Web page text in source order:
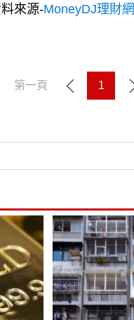
來源-MoneyDJ理財網
第一頁 1